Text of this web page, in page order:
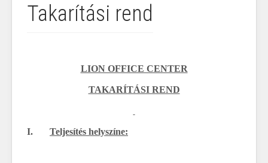
Takarítási rend
LION OFFICE CENTER
TAKARÍTÁSI REND
I. Teljesítés helyszíne: